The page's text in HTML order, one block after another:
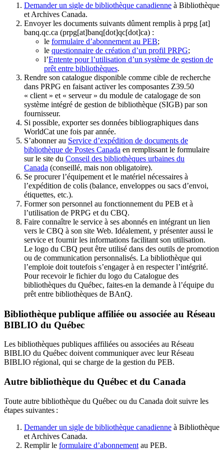
Demander un sigle de bibliothèque canadienne à Bibliothèque
et Archives Canada.
Envoyer les documents suivants dûment remplis à prpg [at]
banq.qc.ca (prpg[at]banq[dot]qc[dot]ca) :
le formulaire d’abonnement au PEB;
le questionnaire de création d’un profil PRPG;
l’Entente pour l’utilisation d’un système de gestion de
prêt entre bibliothèques.
Rendre son catalogue disponible comme cible de recherche
dans PRPG en faisant activer les composantes Z39.50
« client » et « serveur » du module de catalogage de son
système intégré de gestion de bibliothèque (SIGB) par son
fournisseur.
Si possible, exporter ses données bibliographiques dans
WorldCat une fois par année.
S’abonner au Service d’expédition de documents de
bibliothèque de Postes Canada en remplissant le formulaire
sur le site du Conseil des bibliothèques urbaines du
Canada (conseillé, mais non obligatoire).
Se procurer l’équipement et le matériel nécessaires à
l’expédition de colis (balance, enveloppes ou sacs d’envoi,
étiquettes, etc.).
Former son personnel au fonctionnement du PEB et à
l’utilisation de PRPG et du CBQ.
Faire connaître le service à ses abonnés en intégrant un lien
vers le CBQ à son site Web. Idéalement, y présenter aussi le
service et fournir les informations facilitant son utilisation.
Le logo du CBQ peut être utilisé dans des outils de promotion
ou de communication personnalisés. La bibliothèque qui
l’emploie doit toutefois s’engager à en respecter l’intégrité.
Pour recevoir le fichier du logo du Catalogue des
bibliothèques du Québec, faites-en la demande à l’équipe du
prêt entre bibliothèques de BAnQ.
Bibliothèque publique affiliée ou associée au Réseau
BIBLIO du Québec
Les bibliothèques publiques affiliées ou associées au Réseau
BIBLIO du Québec doivent communiquer avec leur Réseau
BIBLIO régional, qui se charge de la gestion du PEB.
Autre bibliothèque du Québec et du Canada
Toute autre bibliothèque du Québec ou du Canada doit suivre les
étapes suivantes :
Demander un sigle de bibliothèque canadienne à Bibliothèque
et Archives Canada.
Remplir le formulaire d’abonnement au PEB.